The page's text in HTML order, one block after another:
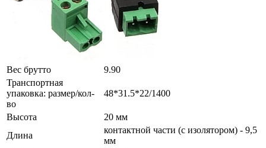
Вес брутто
9.90
Транспортная
упаковка: размер/кол-
во
48*31.5*22/1400
Высота
20 мм
Длина
контактной части (с изолятором) - 9,5
мм